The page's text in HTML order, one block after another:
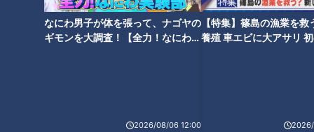
なにわ男子が体を張って、ナゴヤの
ギモンを大調査！【全力！なにわ実
2026/08/06 12:00
【特集】篠島の漁業を救
養殖 車エビに大アサリ
っかり閉じて、オーブントースターで15分ほど焼いて鶏肉に火
を通す。